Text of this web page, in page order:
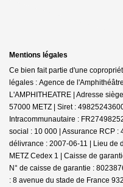
Mentions légales
Ce bien fait partie d'une
légales : Agence de
L'AMPHITHEATRE | Adresse
57000 METZ | Siret :
Intracommunautaire :
social : 10 000 | Assurance RCP :
délivrance : 2007-06-11 | Lieu de
METZ Cedex 1 | Caisse de
N° de caisse de garantie :
: 8 avenue du stade de France